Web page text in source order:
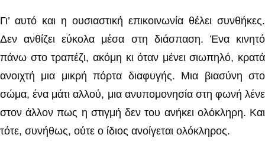
Γι’ αυτό και η ουσιαστική επικοινωνία θέλει συνθήκες.
Δεν ανθίζει εύκολα μέσα στη διάσπαση. Ένα κινητό
πάνω στο τραπέζι, ακόμη κι όταν μένει σιωπηλό, κρατά
ανοιχτή μια μικρή πόρτα διαφυγής. Μια βιασύνη στο
σώμα, ένα μάτι αλλού, μια ανυπομονησία στη φωνή λένε
στον άλλον πως η στιγμή δεν του ανήκει ολόκληρη. Και
τότε, συνήθως, ούτε ο ίδιος ανοίγεται ολόκληρος.